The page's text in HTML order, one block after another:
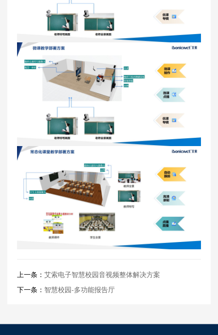
上一条： 艾索电子智慧校园音视频整体解决方案
下一条： 智慧校园-多功能报告厅